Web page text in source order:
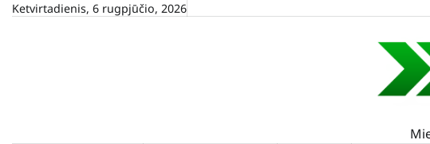
SkipKetvirtadienis, 6 rugpjūčio, 2026